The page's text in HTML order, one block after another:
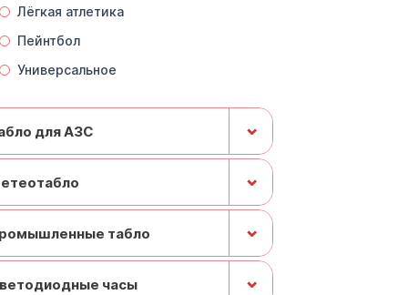
Лёгкая атлетика
Пейнтбол
Универсальное
для АЗС ⌄
⌄
табло ⌄
часы ⌄